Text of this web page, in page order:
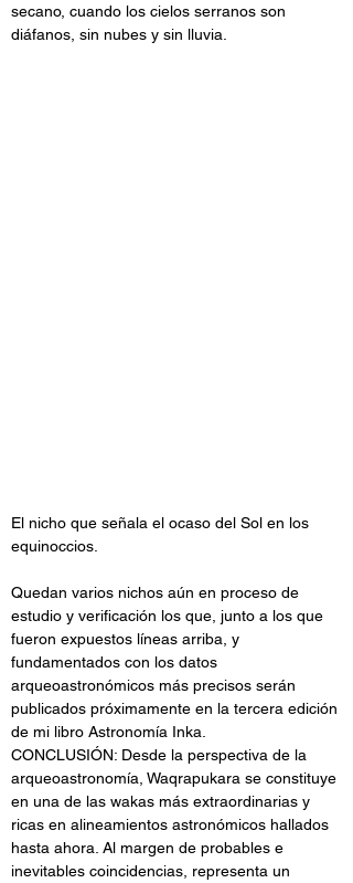
secano, cuando los cielos serranos son
diáfanos, sin nubes y sin lluvia.
El nicho que señala el ocaso del Sol en los
equinoccios.
Quedan varios nichos aún en proceso de
estudio y verificación los que, junto a los que
fueron expuestos líneas arriba, y
fundamentados con los datos
arqueoastronómicos más precisos serán
publicados próximamente en la tercera edición
de mi libro Astronomía Inka.
CONCLUSIÓN: Desde la perspectiva de la
arqueoastronomía, Waqrapukara se constituye
en una de las wakas más extraordinarias y
ricas en alineamientos astronómicos hallados
hasta ahora. Al margen de probables e
inevitables coincidencias, representa un